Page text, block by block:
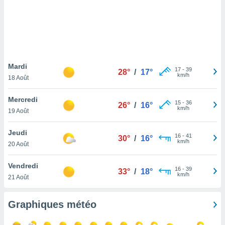
vous
à
cas,
que
la
sur le
ne
Mardi
18 Août
28° / 17° 17- 39
km/h
Mercredi
19 Août
26° / 16° 15- 36
km/h
Jeudi
20 Août
30° / 16° 16- 41
km/h
Vendredi
21 Août
33° / 18° 16- 39
km/h
Graphiques météo